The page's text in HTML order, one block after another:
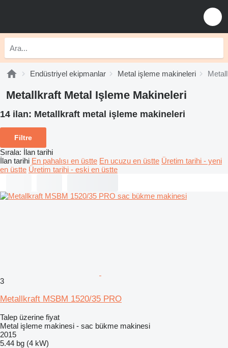
Endüstriyel ekipmanlar Metal işleme makineleri
Metallkraft Metal Işleme Makineleri
14 ilan: Metallkraft metal işleme makineleri
Filtre
Sırala: İlan tarihi
İlan tarihi En pahalısı en üstte En ucuzu en üstte Üretim tarihi - yeni
en üstte Üretim tarihi - eski en üstte
3
Metallkraft MSBM 1520/35 PRO
Talep üzerine fiyat
Metal işleme makinesi - sac bükme makinesi
2015
5.44 bg (4 kW)